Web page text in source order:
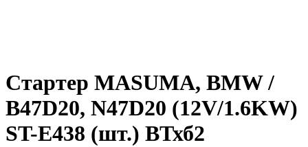
Стартер MASUMA, BMW /
B47D20, N47D20 (12V/1.6KW)
ST-E438 (шт.) ВТхб2